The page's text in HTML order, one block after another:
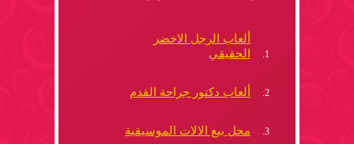
ألعاب الرجل الاخضر
الحقيقي
ألعاب دكتور جراحة القدم
محل بيع الالات الموسيقية